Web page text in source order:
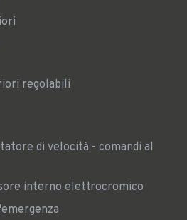
regolabili
interno elettrocromico